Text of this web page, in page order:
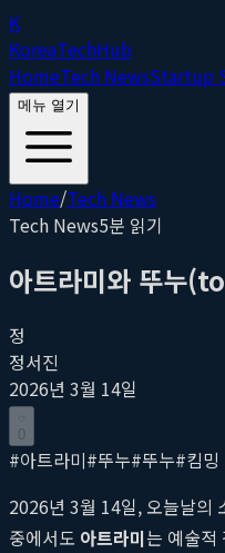
K
KoreaTechHub
HomeTech NewsStartup
메뉴 열기
Home/Tech News
Tech News5분 읽기
아트라미와 뚜누
정
정서진
2026년 3월 14일
0
#아트라미#뚜누#뚜누#킴밍
2026년 3월 14일, 오늘날의
중에서도 아트라미는 예술적